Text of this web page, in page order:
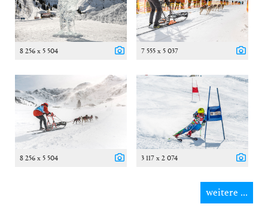
8 256 x 5 504 7 555 x 5 037
8 256 x 5 504 3 117 x 2 074
weitere ...